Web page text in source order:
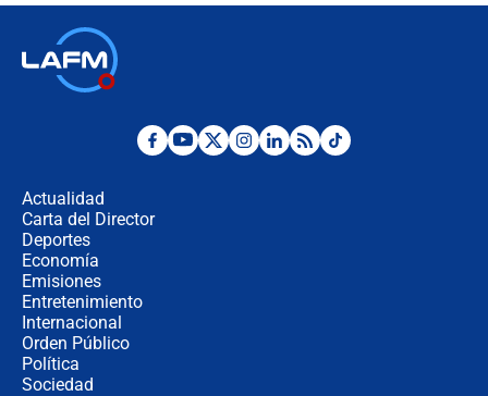
¿Por qué De la Espriella gobernará
Actualidad
Carta del Director
Deportes
Economía
Emisiones
Entretenimiento
Internacional
Orden Público
Política
Sociedad